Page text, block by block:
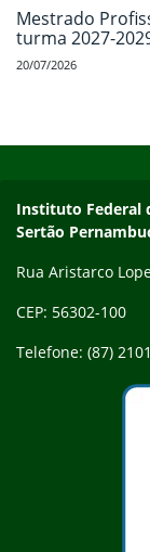
Mestrado
turma 2027-
20/07/2026
Endereço
Instituto Federal
Sertão
Rua Aristarco
CEP: 56302-100
Telefone: (87)